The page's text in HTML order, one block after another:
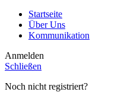
Startseite
Über Uns
Kommunikation
Anmelden
Schließen
Noch nicht registriert?